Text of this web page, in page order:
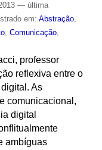
— última
em: Abstração,
, Comunicação,
professor
reflexiva entre o
As
comunicacional,
digital
ambíguas